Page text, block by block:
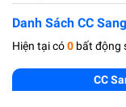
Danh Sách CC
Hiện tại có0 bất động
CC